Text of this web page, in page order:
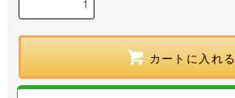
カートに入れる